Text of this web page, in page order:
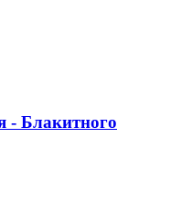
- Блакитного